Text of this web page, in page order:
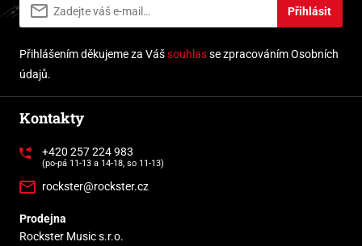
Přihlásit
Přihlášením děkujeme za Vášsouhlasse zpracováním Osobních
údajů.
Kontakty
+420 257 224 983
(po-pá 11-13 a 14-18, so 11-13)
rockster@rockster.cz
Prodejna
Rockster Music s.r.o.